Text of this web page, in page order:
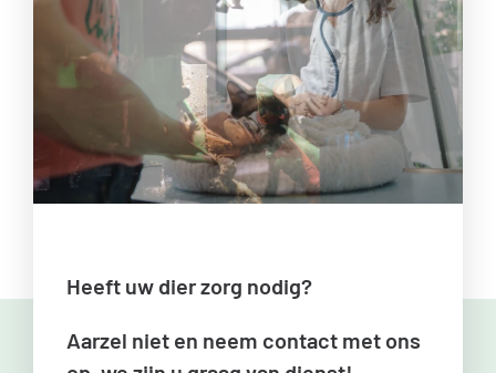
Heeft uw dier zorg nodig?
Aarzel niet en neem contact met ons